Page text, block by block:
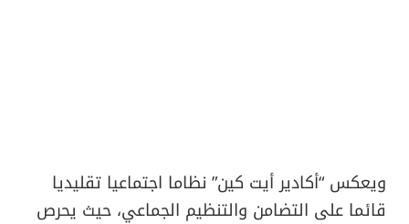
ويعكس “أكادير أيت كين” نظاما اجتماعيا تقليديا
قائما على التضامن والتنظيم الجماعي، حيث يحرص